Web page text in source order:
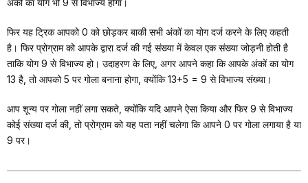
अंकों का योग भी 9 से विभाज्य होगा।
फिर यह ट्रिक आपको 0 को छोड़कर बाकी सभी अंकों का योग दर्ज करने के लिए कहती
है। फिर प्रोग्राम को आपके द्वारा दर्ज की गई संख्या में केवल एक संख्या जोड़नी होती है
ताकि योग 9 से विभाज्य हो। उदाहरण के लिए, अगर आपने कहा कि आपके अंकों का योग
13 है, तो आपको 5 पर गोला बनाना होगा, क्योंकि 13+5 = 9 से विभाज्य संख्या।
आप शून्य पर गोला नहीं लगा सकते, क्योंकि यदि आपने ऐसा किया और फिर 9 से विभाज्य
कोई संख्या दर्ज की, तो प्रोग्राम को यह पता नहीं चलेगा कि आपने 0 पर गोला लगाया है या
9 पर।